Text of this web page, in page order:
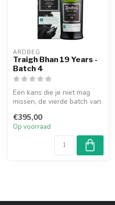
ARDBEG
Traigh Bhan 19 Years -
Batch 4
Een kans die je niet mag
missen, de vierde batch van
19...
€395,00
Op voorraad